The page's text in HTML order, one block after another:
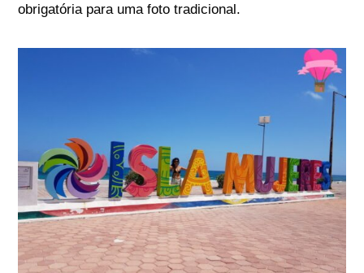
obrigatória para uma foto tradicional.